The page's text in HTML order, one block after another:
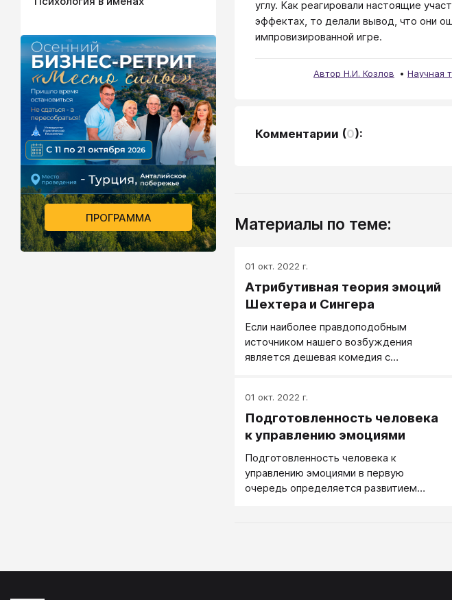
углу. Как реагировали настоящие
эффектах, то делали вывод, что они
импровизированной игре.
Автор Н.И. Козлов Научная
Комментарии (0):
Материалы по теме:
01 окт. 2022 г.
Атрибутивная теория эмоций
Шехтера и Сингера
Если наиболее правдоподобным
источником нашего возбуждения
является дешевая комедия с
веселыми или счастливыми и смеемся.
01 окт. 2022 г.
Подготовленность человека
к управлению эмоциями
Подготовленность человека к
управлению эмоциями в первую
очередь определяется развитием
ПРОГРАММА